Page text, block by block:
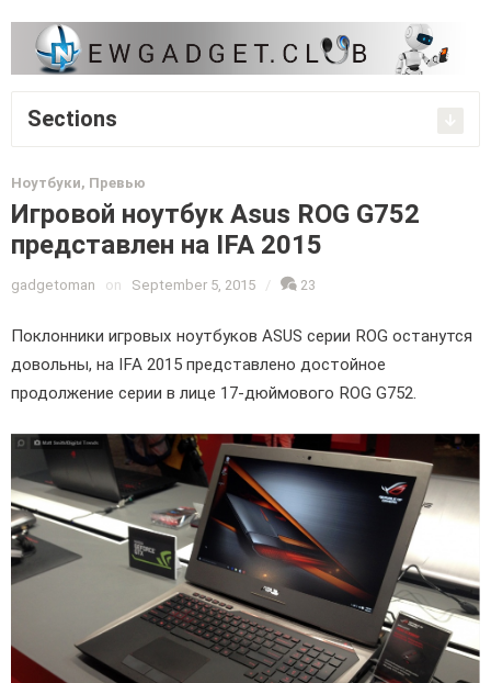
Sections
Ноутбуки, Превью
Игровой ноутбук Asus ROG G752
представлен на IFA 2015
gadgetoman on September 5, 2015 / 23
Поклонники игровых ноутбуков ASUS серии ROG останутся
довольны, на IFA 2015 представлено достойное
продолжение серии в лице 17-дюймового ROG G752.